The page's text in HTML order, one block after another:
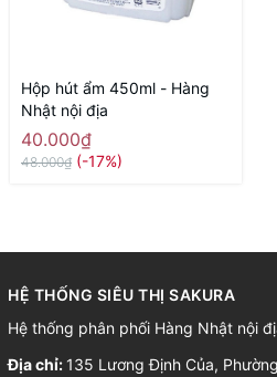
Hộp hút ẩm 450ml - Hàng
Nhật nội địa
40.000₫
48.000₫ (-17%)
HỆ THỐNG SIÊU THỊ SAKURA
Hệ thống phân phối Hàng Nhật nội
Địa chỉ: 135 Lương Định Của,